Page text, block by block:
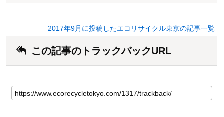
2017年9月に投稿したエコリサイクル東京の記事一覧
この記事のトラックバックURL